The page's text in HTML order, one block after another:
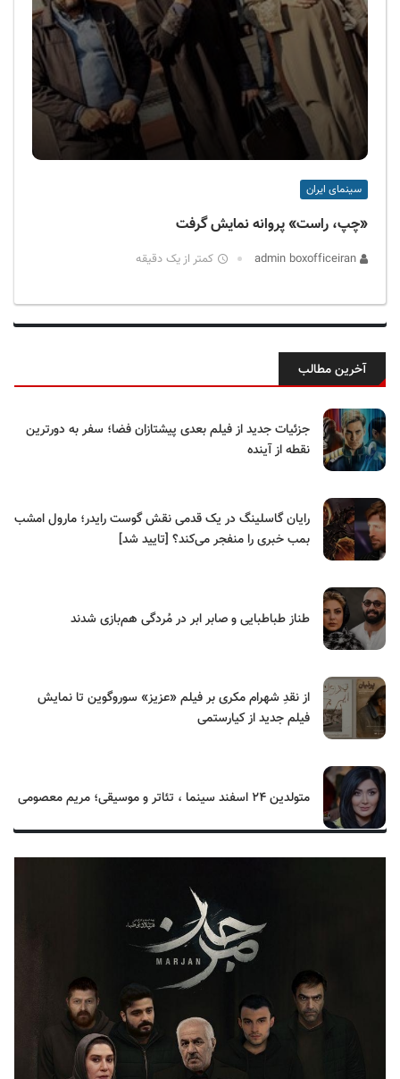
سینمای ایران
«چپ، راست» پروانه نمایش گرفت
کمتر از یک دقیقه
آخرین مطالب
جزئیات جدید از فیلم بعدی پیشتازان فضا؛ سفر به دورترین
نقطه از آینده
رایان گاسلینگ در یک قدمی نقش گوست رایدر؛ مارول امشب
بمب خبری را منفجر می‌کند؟ [تایید شد]
طناز طباطبایی و صابر ابر در مُردگی هم‌بازی شدند
از نقدِ شهرام مکری بر فیلم «عزیز» سوروگوین تا نمایش
فیلم جدید از کیارستمی
متولدین ۲۴ اسفند سینما ، تئاتر و موسیقی؛ مریم معصومی